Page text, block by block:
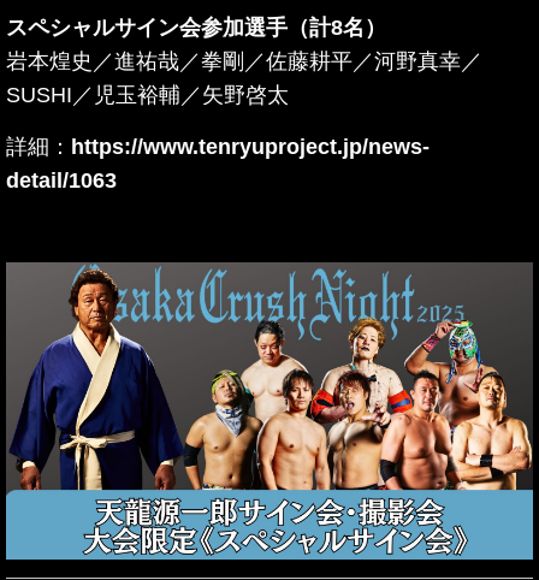
スペシャルサイン会参加選手（計8名）
岩本煌史／進祐哉／拳剛／佐藤耕平／河野真幸／
SUSHI／児玉裕輔／矢野啓太
詳細： https://www.tenryuproject.jp/news-
detail/1063